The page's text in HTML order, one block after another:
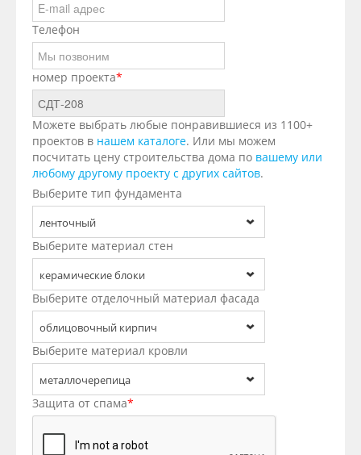
Телефон
номер проекта*
Можете выбрать любые понравившиеся из 1100+
проектов в нашем каталоге. Или мы можем
посчитать цену строительства дома по вашему или
любому другому проекту с других сайтов.
Выберите тип фундамента
ленточный
Выберите материал стен
керамические блоки
Выберите отделочный материал фасада
облицовочный кирпич
Выберите материал кровли
металлочерепица
Защита от спама*